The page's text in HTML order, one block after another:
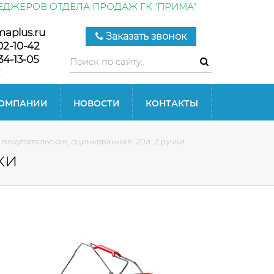
ОТДЕЛА ПРОДАЖ ГК "ПРИМА"
10-42
13-05
Заказать звонок
НОВОСТИ КОНТАКТЫ
оцинкованная, 20л.,2 ручки